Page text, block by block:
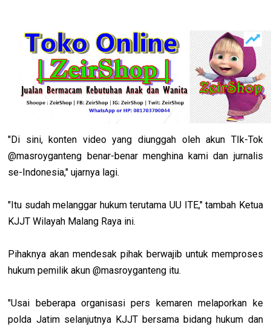
"Di sini, konten video yang diunggah oleh akun TIk-Tok
@masroyganteng benar-benar menghina kami dan jurnalis
se-Indonesia," ujarnya lagi.
"Itu sudah melanggar hukum terutama UU ITE," tambah Ketua
KJJT Wilayah Malang Raya ini.
Pihaknya akan mendesak pihak berwajib untuk memproses
hukum pemilik akun @masroyganteng itu.
"Usai beberapa organisasi pers kemaren melaporkan ke
polda Jatim selanjutnya KJJT bersama bidang hukum dan